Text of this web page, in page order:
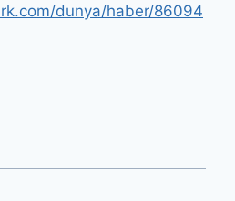
dunya/haber/86094